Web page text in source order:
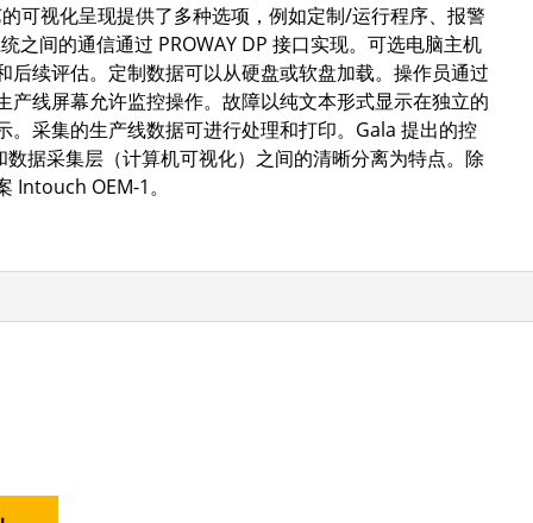
可视化呈现提供了多种选项，例如定制/运行程序、报警
之间的通信通过 PROWAY DP 接口实现。可选电脑主机
续评估。定制数据可以从硬盘或软盘加载。操作员通过
线屏幕允许监控操作。故障以纯文本形式显示在独立的
采集的生产线数据可进行处理和打印。Gala 提出的控
据采集层（计算机可视化）之间的清晰分离为特点。除
Intouch OEM-1。